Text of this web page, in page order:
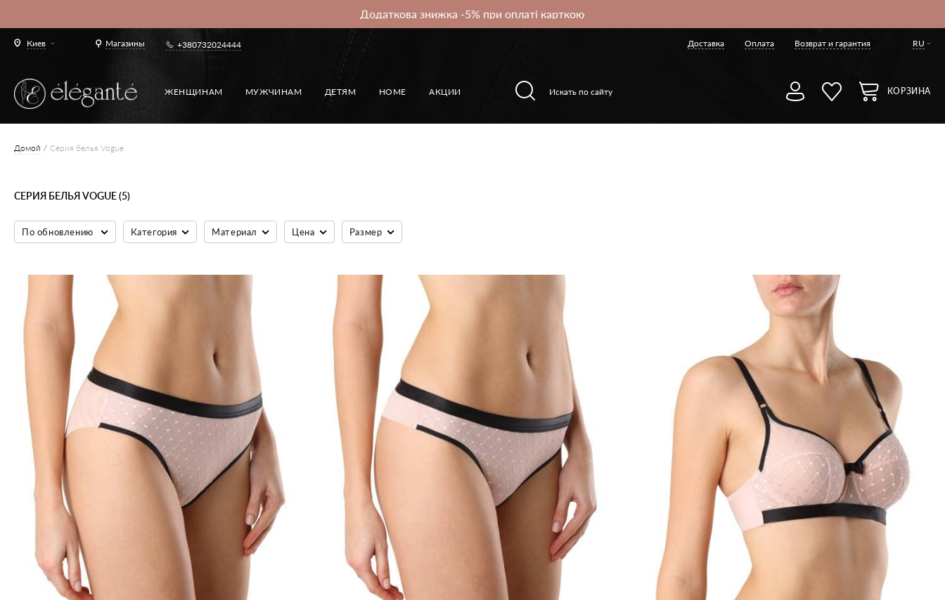
Додаткова знижка -5% при оплаті карткою
Киев Магазины +380732024444 Доставка Оплата Возврат и гарантия RU
ЖЕНЩИНАМ МУЖЧИНАМ ДЕТЯМ HOME АКЦИИ КОРЗИНА
Домой Серия белья Vogue
СЕРИЯ БЕЛЬЯ VOGUE (5)
По обновлению Категория Материал Цена Размер